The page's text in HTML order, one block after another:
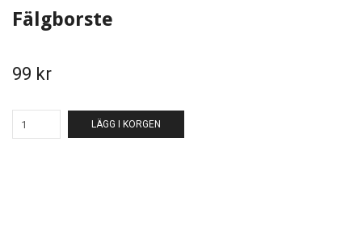
Fälgborste
99 kr
LÄGG I KORGEN